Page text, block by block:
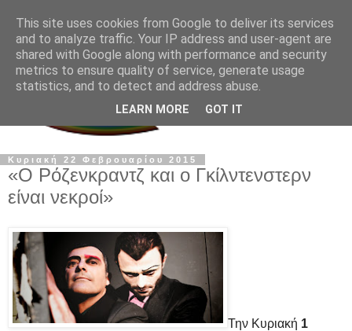
Κυριακή 22 Φεβρουαρίου 2015
«Ο Ρόζενκραντζ και ο Γκίλντενστερν
είναι νεκροί»
Την Κυριακή 1
This site uses cookies from Google to deliver its services
and to analyze traffic. Your IP address and user-agent are
shared with Google along with performance and security
metrics to ensure quality of service, generate usage
statistics, and to detect and address abuse.
LEARN MORE GOT IT